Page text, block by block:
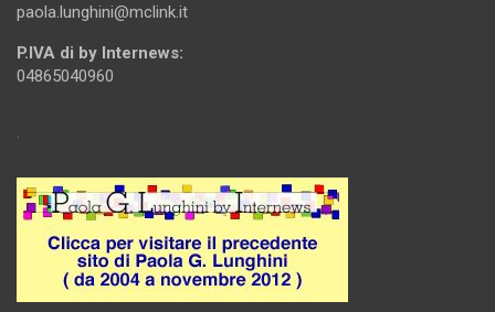
paola.lunghini@mclink.it
P.IVA di by Internews:
04865040960
.